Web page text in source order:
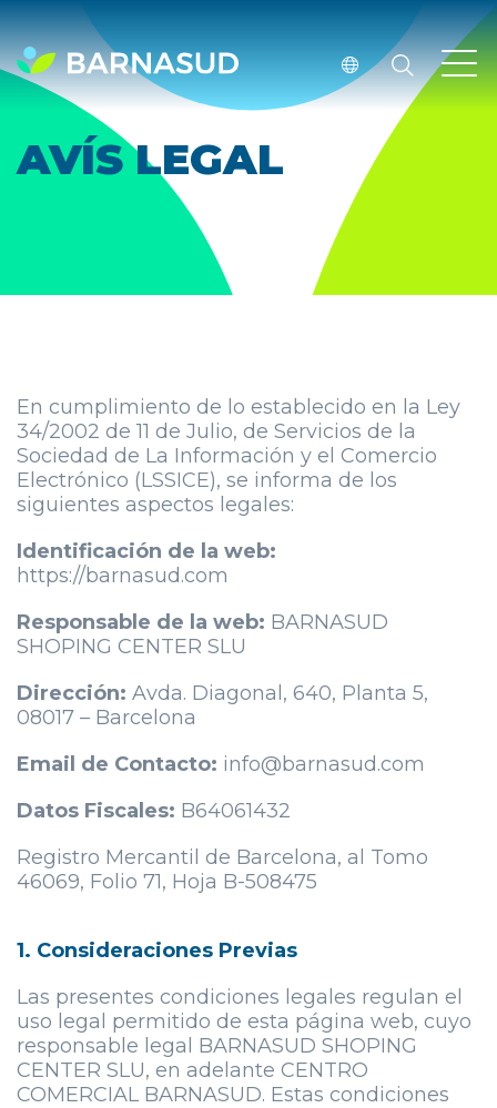
AVÍS LEGAL
En cumplimiento de lo establecido en la Ley
34/2002 de 11 de Julio, de Servicios de la
Sociedad de La Información y el Comercio
Electrónico (LSSICE), se informa de los
siguientes aspectos legales:
Identificación de la web:
https://barnasud.com
Responsable de la web: BARNASUD
SHOPING CENTER SLU
Dirección: Avda. Diagonal, 640, Planta 5,
08017 – Barcelona
Email de Contacto: info@barnasud.com
Datos Fiscales: B64061432
Registro Mercantil de Barcelona, al Tomo
46069, Folio 71, Hoja B-508475
1. Consideraciones Previas
Las presentes condiciones legales regulan el
uso legal permitido de esta página web, cuyo
responsable legal BARNASUD SHOPING
CENTER SLU, en adelante CENTRO
COMERCIAL BARNASUD. Estas condiciones